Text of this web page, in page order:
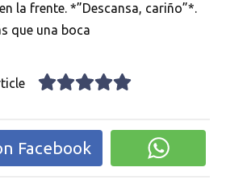
la frente. *”Descansa, cariño”*.
que una boca
Facebook